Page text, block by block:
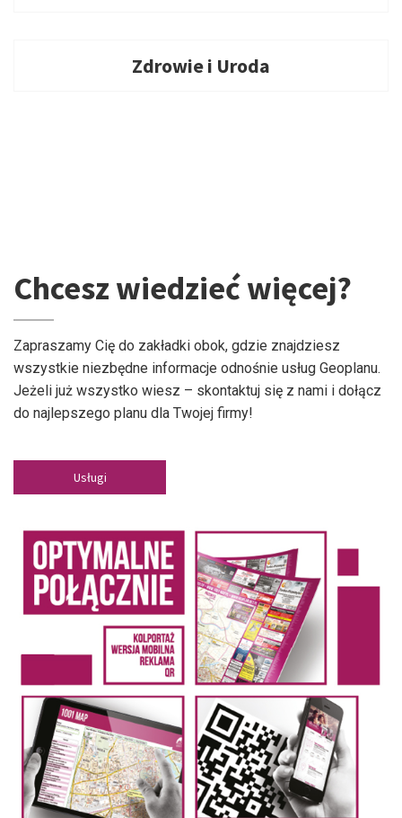
Zdrowie i Uroda
Chcesz wiedzieć więcej?
Zapraszamy Cię do zakładki obok, gdzie znajdziesz
wszystkie niezbędne informacje odnośnie usług Geoplanu.
Jeżeli już wszystko wiesz – skontaktuj się z nami i dołącz
do najlepszego planu dla Twojej firmy!
Usługi